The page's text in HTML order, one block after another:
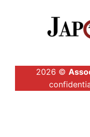
2026 ©